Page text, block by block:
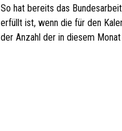
So hat bereits das
erfüllt ist, wenn die für den
der Anzahl der in diesem